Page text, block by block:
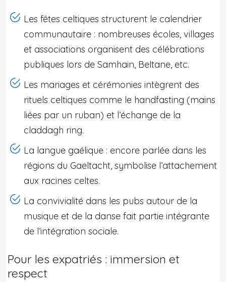
Les fêtes celtiques structurent le calendrier
communautaire : nombreuses écoles, villages
et associations organisent des célébrations
publiques lors de Samhain, Beltane, etc.
Les mariages et cérémonies intègrent des
rituels celtiques comme le handfasting (mains
liées par un ruban) et l’échange de la
claddagh ring.
La langue gaélique : encore parlée dans les
régions du Gaeltacht, symbolise l’attachement
aux racines celtes.
La convivialité dans les pubs autour de la
musique et de la danse fait partie intégrante
de l’intégration sociale.
Pour les expatriés : immersion et
respect